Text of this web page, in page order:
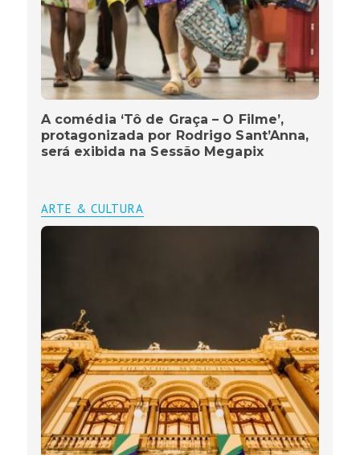
A comédia ‘Tô de Graça – O Filme’,
protagonizada por Rodrigo Sant’Anna,
será exibida na Sessão Megapix
ARTE & CULTURA